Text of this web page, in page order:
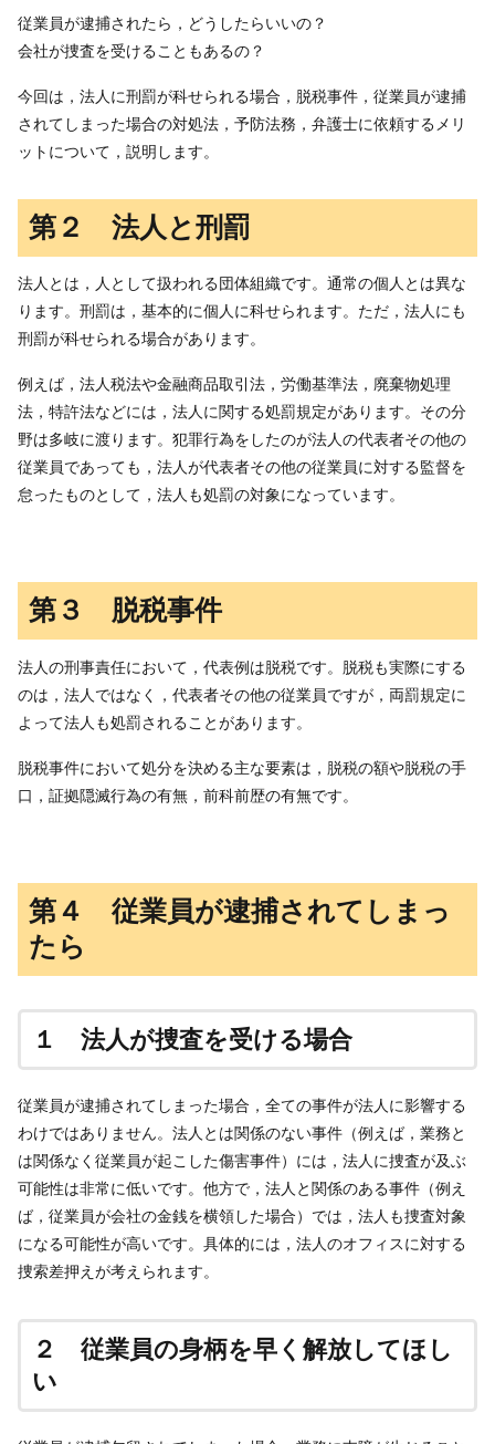
従業員が逮捕されたら，どうしたらいいの？
会社が捜査を受けることもあるの？
今回は，法人に刑罰が科せられる場合，脱税事件，従業員が逮捕
されてしまった場合の対処法，予防法務，弁護士に依頼するメリ
ットについて，説明します。
第２ 法人と刑罰
法人とは，人として扱われる団体組織です。通常の個人とは異な
ります。刑罰は，基本的に個人に科せられます。ただ，法人にも
刑罰が科せられる場合があります。
例えば，法人税法や金融商品取引法，労働基準法，廃棄物処理
法，特許法などには，法人に関する処罰規定があります。その分
野は多岐に渡ります。犯罪行為をしたのが法人の代表者その他の
従業員であっても，法人が代表者その他の従業員に対する監督を
怠ったものとして，法人も処罰の対象になっています。
第３ 脱税事件
法人の刑事責任において，代表例は脱税です。脱税も実際にする
のは，法人ではなく，代表者その他の従業員ですが，両罰規定に
よって法人も処罰されることがあります。
脱税事件において処分を決める主な要素は，脱税の額や脱税の手
口，証拠隠滅行為の有無，前科前歴の有無です。
第４ 従業員が逮捕されてしまっ
たら
１ 法人が捜査を受ける場合
従業員が逮捕されてしまった場合，全ての事件が法人に影響する
わけではありません。法人とは関係のない事件（例えば，業務と
は関係なく従業員が起こした傷害事件）には，法人に捜査が及ぶ
可能性は非常に低いです。他方で，法人と関係のある事件（例え
ば，従業員が会社の金銭を横領した場合）では，法人も捜査対象
になる可能性が高いです。具体的には，法人のオフィスに対する
捜索差押えが考えられます。
２ 従業員の身柄を早く解放してほし
い